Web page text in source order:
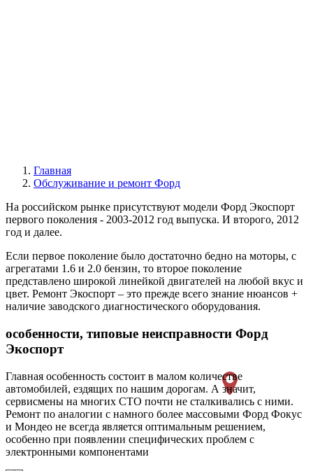
Главная
Обслуживание и ремонт Форд
На российском рынке присутствуют модели Форд Экоспорт
первого поколения - 2003-2012 год выпуска. И второго, 2012
год и далее.
Если первое поколение было достаточно бедно на моторы, с
агрегатами 1.6 и 2.0 бензин, то второе поколение
представлено широкой линейкой двигателей на любой вкус и
цвет. Ремонт Экоспорт – это прежде всего знание нюансов +
наличие заводского диагностического оборудования.
особенности, типовые неисправности Форд
Экоспорт
Главная особенность состоит в малом количестве
автомобилей, ездящих по нашим дорогам. А значит,
сервисмены на многих СТО почти не сталкивались с ними.
Ремонт по аналогии с намного более массовыми Форд Фокус
и Мондео не всегда является оптимальным решением,
особенно при появлении специфических проблем с
электронными компонентами